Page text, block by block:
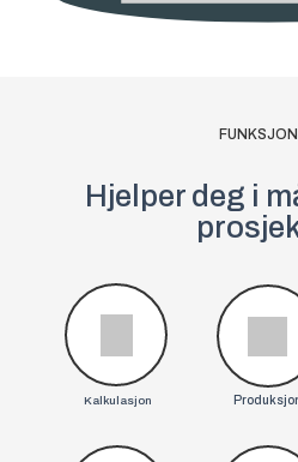
Hjelper deg i
Kalkulasjon